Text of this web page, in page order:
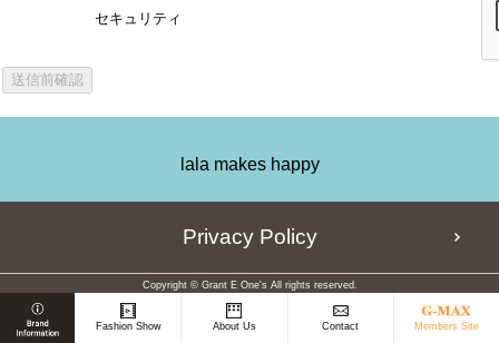
セキュリティ
lala makes happy
Privacy Policy
Copyright © Grant E One's All rights reserved.
Fashion Show About Us Contact Members Site